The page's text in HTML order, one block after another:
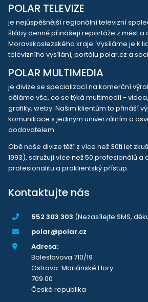
POLAR TELEVIZE
je nejúspěšnější regionální televizní
štáby denně přinášejí reportáže z měst a
Moravskoslezského kraje. Vysíláme je k
televizního vysílání, portálu polar.cz a
POLAR MULTIMEDIA
je divize se specializací na komerční
děláme vše, co se týká multimedií -
grafiky, weby. Našim klientům to přináší
komunikace s jediným univerzálním a
dodavatelem.
Obě naše divize těží z více než 30ti let
1993), sdružují více než 50 profesionálů a
profesionalitu a proklientský přístup.
Kontaktujte nás
552 303 303 (Nezasílejte SMS,
polar@polar.cz
Adresa:
Boleslavova 710/19
Ostrava-Mariánské Hory
709 00
Česká republika